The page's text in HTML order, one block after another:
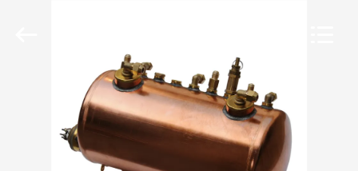
ΠΡΟΪΌΝΤΑ